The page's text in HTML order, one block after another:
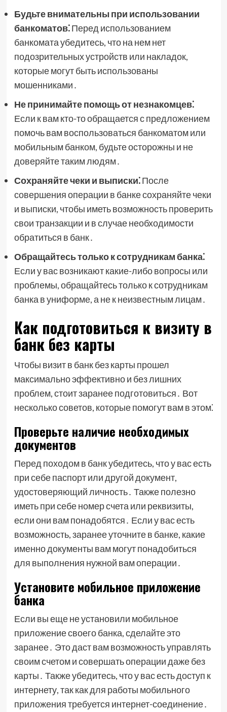
Будьте внимательны при использовании
банкоматов⁚Перед использованием
банкомата убедитесь, что на нем нет
подозрительных устройств или накладок,
которые могут быть использованы
мошенниками․
Не принимайте помощь от незнакомцев⁚
Если к вам кто-то обращается с предложением
помочь вам воспользоваться банкоматом или
мобильным банком, будьте осторожны и не
доверяйте таким людям․
Сохраняйте чеки и выписки⁚После
совершения операции в банке сохраняйте чеки
и выписки, чтобы иметь возможность проверить
свои транзакции и в случае необходимости
обратиться в банк․
Обращайтесь только к сотрудникам банка⁚
Если у вас возникают какие-либо вопросы или
проблемы, обращайтесь только к сотрудникам
банка в униформе, а не к неизвестным лицам․
Как подготовиться к визиту в
банк без карты
Чтобы визит в банк без карты прошел
максимально эффективно и без лишних
проблем, стоит заранее подготовиться․ Вот
несколько советов, которые помогут вам в этом⁚
Проверьте наличие необходимых
документов
Перед походом в банк убедитесь, что у вас есть
при себе паспорт или другой документ,
удостоверяющий личность․ Также полезно
иметь при себе номер счета или реквизиты,
если они вам понадобятся․ Если у вас есть
возможность, заранее уточните в банке, какие
именно документы вам могут понадобиться
для выполнения нужной вам операции․
Установите мобильное приложение
банка
Если вы еще не установили мобильное
приложение своего банка, сделайте это
заранее․ Это даст вам возможность управлять
своим счетом и совершать операции даже без
карты․ Также убедитесь, что у вас есть доступ к
интернету, так как для работы мобильного
приложения требуется интернет-соединение․